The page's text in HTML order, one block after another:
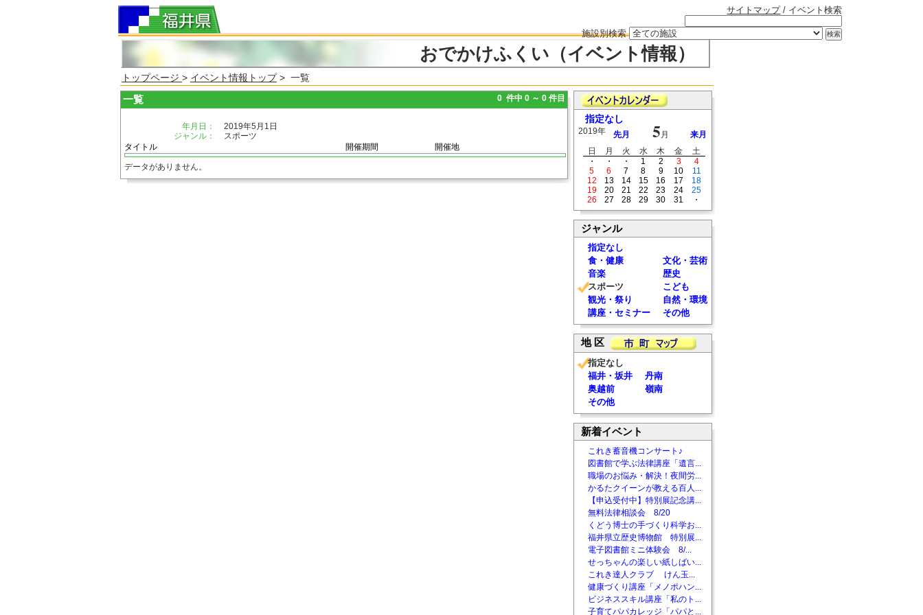
サイトマップ/ イベント検索
施設別検索
おでかけふくい（イベント情報）
トップページ > イベント情報トップ> 一覧
一覧 0 件中 0 ～ 0 件目
年月日：
2019年5月1日
ジャンル：
スポーツ
タイトル
開催期間 開催地
データがありません。
指定なし
2019年 先月 5 月
来月
日
月 火 水 木 金
土
・
・ ・ 1 2 3
4
5
6 7 8 9 10
11
12
13 14 15 16 17
18
19
20 21 22 23 24
25
26
27 28 29 30 31 ・
ジャンル
指定なし
食・健康
文化・芸術
音楽
歴史
スポーツ
こども
観光・祭り
自然・環境
講座・セミナー
その他
地 区
指定なし
福井・坂井
丹南
奥越前
嶺南
その他
新着イベント
これき蓄音機コンサート♪
図書館で学ぶ法律講座「遺言...
職場のお悩み・解決！夜間労...
かるたクイーンが教える百人...
【申込受付中】特別展記念講...
無料法律相談会 8/20
くどう博士の手づくり科学お...
福井県立歴史博物館 特別展...
電子図書館ミニ体験会 8/...
せっちゃんの楽しい紙しばい...
これき達人クラブ けん玉...
健康づくり講座「メノポハン...
ビジネススキル講座「私のト...
子育てパパカレッジ「パパと...